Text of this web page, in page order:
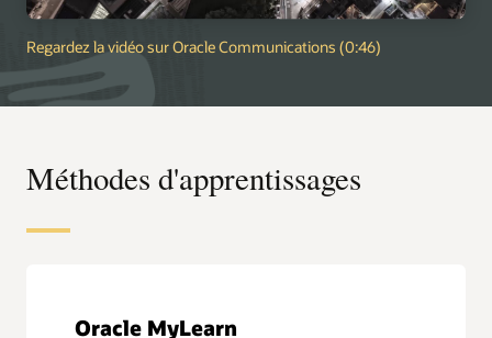
Regardez la vidéo sur Oracle Communications (0:46)
Méthodes d'apprentissages
Oracle MyLearn